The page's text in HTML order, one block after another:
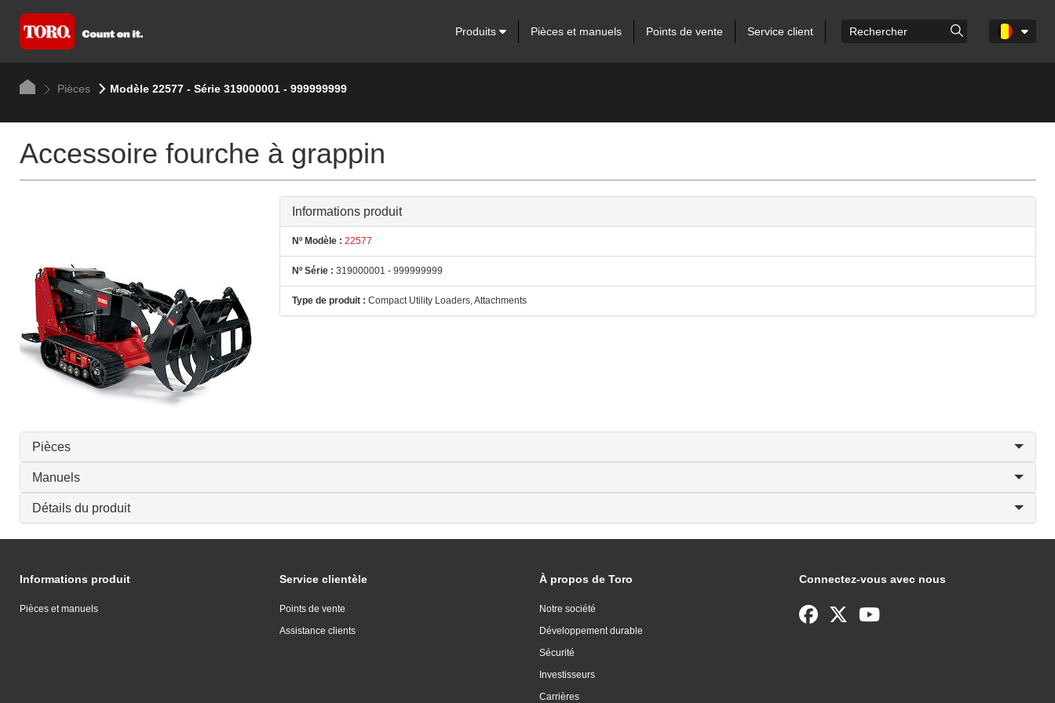
Produits Pièces et manuels Points de vente Service client
Pièces Modèle 22577 - Série 319000001 - 999999999
Accessoire fourche à grappin
Informations produit
Nº Modèle : 22577
Nº Série : 319000001 - 999999999
Type de produit : Compact Utility Loaders, Attachments
Pièces
Manuels
Détails du produit
Informations produit
Pièces et manuels
Service clientèle
Points de vente
Assistance clients
À propos de Toro
Notre société
Développement durable
Sécurité
Investisseurs
Carrières
Connectez-vous avec nous